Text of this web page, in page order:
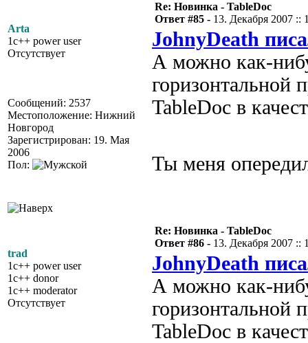
Arta
1c++ power user
Отсутствует
Сообщений: 2537
Местоположение: Нижний
Новгород
Зарегистрирован: 19. Мая
2006
Пол:
Re: Новинка - TableDoc
Ответ #85 - 13. Декабря 2007 ::
JohnyDeath
А можно как-
горизонтальной
TableDoc в
Ты меня
trad
1c++ power user
1c++ donor
1c++ moderator
Отсутствует
Re: Новинка - TableDoc
Ответ #86 - 13. Декабря 2007 ::
JohnyDeath
А можно как-
горизонтальной
TableDoc в